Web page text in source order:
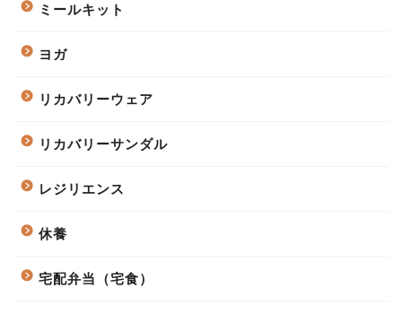
ミールキット
ヨガ
リカバリーウェア
リカバリーサンダル
レジリエンス
休養
宅配弁当（宅食）